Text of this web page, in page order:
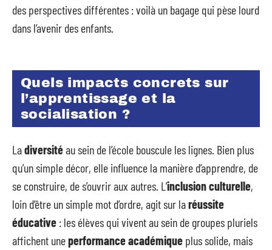
des perspectives différentes : voilà un bagage qui pèse lourd
dans l’avenir des enfants.
Quels impacts concrets sur
l’apprentissage et la
socialisation ?
Ladiversitéau sein de l’école bouscule les lignes. Bien plus
qu’un simple décor, elle influence la manière d’apprendre, de
se construire, de s’ouvrir aux autres. L’inclusion culturelle,
loin d’être un simple mot d’ordre, agit sur laréussite
éducative : les élèves qui vivent au sein de groupes pluriels
affichent uneperformance académique plus solide, mais